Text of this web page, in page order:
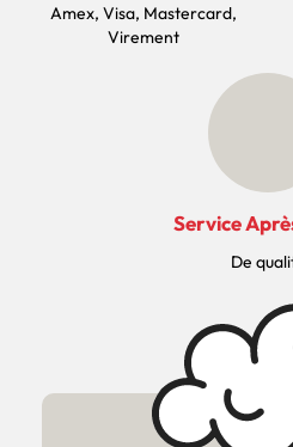
Amex, Visa, Mastercard,
Virement
Service
De